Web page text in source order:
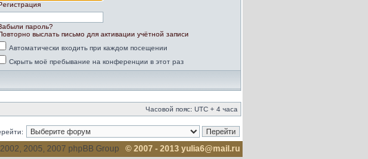
пароль?
выслать письмо для активации учётной записи
Автоматически входить при каждом посещении
Скрыть моё пребывание на конференции в этот раз
Часовой пояс: UTC + 4 часа
2005, 2007 phpBB Group © 2007 - 2013 yulia6@mail.ru